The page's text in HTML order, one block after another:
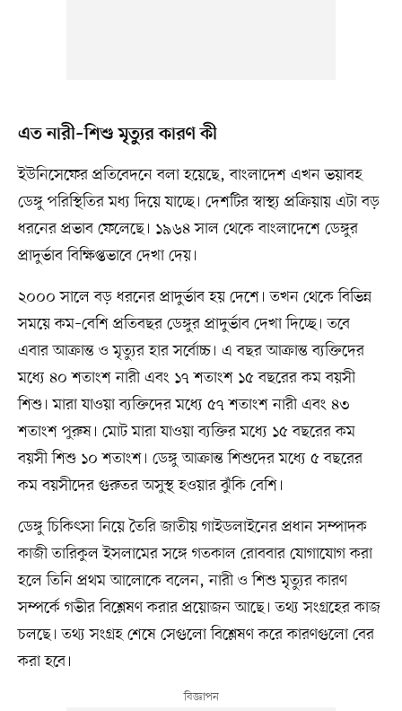
এত নারী–শিশু মৃত্যুর কারণ কী
ইউনিসেফের প্রতিবেদনে বলা হয়েছে, বাংলাদেশ এখন ভয়াবহ
ডেঙ্গু পরিস্থিতির মধ্য দিয়ে যাচ্ছে। দেশটির স্বাস্থ্য প্রক্রিয়ায় এটা বড়
ধরনের প্রভাব ফেলেছে। ১৯৬৪ সাল থেকে বাংলাদেশে ডেঙ্গুর
প্রাদুর্ভাব বিক্ষিপ্তভাবে দেখা দেয়।
২০০০ সালে বড় ধরনের প্রাদুর্ভাব হয় দেশে। তখন থেকে বিভিন্ন
সময়ে কম–বেশি প্রতিবছর ডেঙ্গুর প্রাদুর্ভাব দেখা দিচ্ছে। তবে
এবার আক্রান্ত ও মৃত্যুর হার সর্বোচ্চ। এ বছর আক্রান্ত ব্যক্তিদের
মধ্যে ৪০ শতাংশ নারী এবং ১৭ শতাংশ ১৫ বছরের কম বয়সী
শিশু। মারা যাওয়া ব্যক্তিদের মধ্যে ৫৭ শতাংশ নারী এবং ৪৩
শতাংশ পুরুষ। মোট মারা যাওয়া ব্যক্তির মধ্যে ১৫ বছরের কম
বয়সী শিশু ১০ শতাংশ। ডেঙ্গু আক্রান্ত শিশুদের মধ্যে ৫ বছরের
কম বয়সীদের গুরুতর অসুস্থ হওয়ার ঝুঁকি বেশি।
ডেঙ্গু চিকিৎসা নিয়ে তৈরি জাতীয় গাইডলাইনের প্রধান সম্পাদক
কাজী তারিকুল ইসলামের সঙ্গে গতকাল রোববার যোগাযোগ করা
হলে তিনি প্রথম আলোকে বলেন, নারী ও শিশু মৃত্যুর কারণ
সম্পর্কে গভীর বিশ্লেষণ করার প্রয়োজন আছে। তথ্য সংগ্রহের কাজ
চলছে। তথ্য সংগ্রহ শেষে সেগুলো বিশ্লেষণ করে কারণগুলো বের
করা হবে।